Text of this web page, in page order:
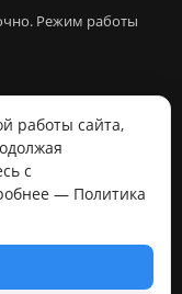
Режим работы
10:00 - 14:00 в
работы сайта,
с
— Политика